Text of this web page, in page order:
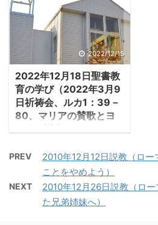
後代の付加である。20章
で完結しているヨハネ福
音書に、さらに21章が付
加されている理由は、イ
エスの死と復活で、すべ
てが終わったのではない
ことの確認である。イエ
スの死と復活を現実とし
て受けとめ、それを転機
イエスから弟子ペトロに
継承された、宣教の業が
新しい出発点に立ったこ
とを事実で示そうとし
た。それが21章付加の意
あ
2022/12/15
2022年12月18日聖書教
育の学び（2022年3月9
日祈祷会、ルカ1：39－
80、マリアの賛歌とヨ
ハネの誕生）
を訪ねる ・エルサレム
神殿の祭司であったザカ
リアに、「老齢の妻エリ
サベトが懐妊して子が与
PREV
2010年12月12日説教（ロ
ことをやめよう）
NEXT
2010年12月26日説教（ロ
た兄弟姉妹へ）